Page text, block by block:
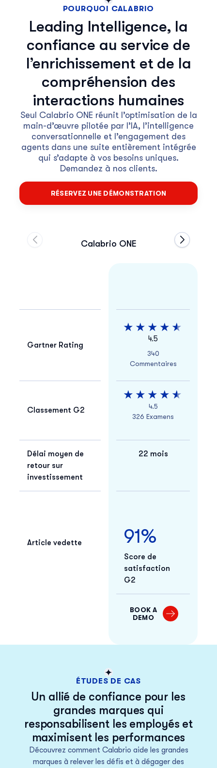
POURQUOI CALABRIO
Leading Intelligence, la
confiance au service de
l’enrichissement et de la
compréhension des
interactions humaines
Seul Calabrio ONE réunit l’optimisation de la
main-d’œuvre pilotée par l’IA, l’intelligence
conversationnelle et l’engagement des
agents dans une suite entièrement intégrée
qui s’adapte à vos besoins uniques.
Demandez à nos clients.
RÉSERVEZ UNE DÉMONSTRATION
Calabrio ONE
Gartner Rating
4.5
340
Commentaires
Classement G2
4.5
326 Examens
Délai moyen de
retour sur
investissement
22 mois
Article vedette 91%
Score de
satisfaction
G2
BOOK A
DEMO
Passer à la diapositive précédente du carrouselPasser à
ÉTUDES DE CAS
Un allié de confiance pour les
grandes marques qui
responsabilisent les employés et
maximisent les performances
Découvrez comment Calabrio aide les grandes
marques à relever les défis et à dégager des